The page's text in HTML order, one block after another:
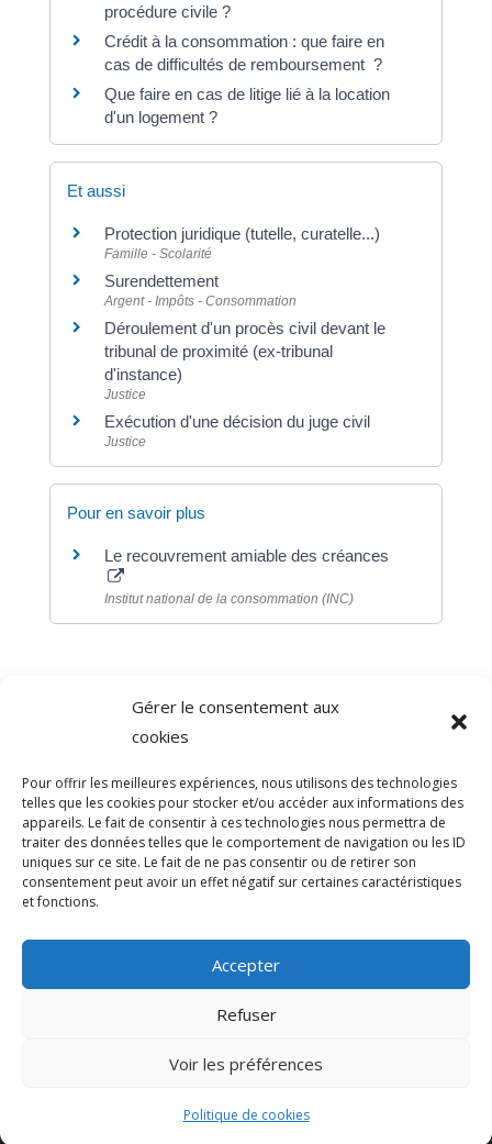
Gérer le consentement aux
cookies
Pour offrir les meilleures expériences, nous utilisons des technologies
telles que les cookies pour stocker et/ou accéder aux informations des
appareils. Le fait de consentir à ces technologies nous permettra de
traiter des données telles que le comportement de navigation ou les ID
uniques sur ce site. Le fait de ne pas consentir ou de retirer son
consentement peut avoir un effet négatif sur certaines caractéristiques
et fonctions.
Accepter
Refuser
Voir les préférences
Politique de cookies
procédure civile ?
Crédit à la consommation : que faire en
cas de difficultés de remboursement ?
Que faire en cas de litige lié à la location
d'un logement ?
Et aussi
Protection juridique (tutelle, curatelle...)
Famille - Scolarité
Surendettement
Argent - Impôts - Consommation
Déroulement d'un procès civil devant le
tribunal de proximité (ex-tribunal
d'instance)
Justice
Exécution d'une décision du juge civil
Justice
Pour en savoir plus
Le recouvrement amiable des créances
Institut national de la consommation (INC)
Direction de l'information légale et administrative
comarquage developpé par
© 2026 Mairie de Sainte-Léocadie | Site